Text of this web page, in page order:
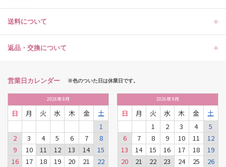
送料について
返品・交換について
営業日カレンダー ※色のついた日は休業日です。
2026年8月
日 月 火 水 木 金
土
1
2
3 4 5 6 7
8
9
10 11 12 13 14
15
16
17 18 19 20 21 22
2026年9月
日 月 火 水 木 金
土
1
2 3 4
5
6
7 8 9 10 11
12
13
14 15 16 17 18
19
20
21 22 23 24 25 26